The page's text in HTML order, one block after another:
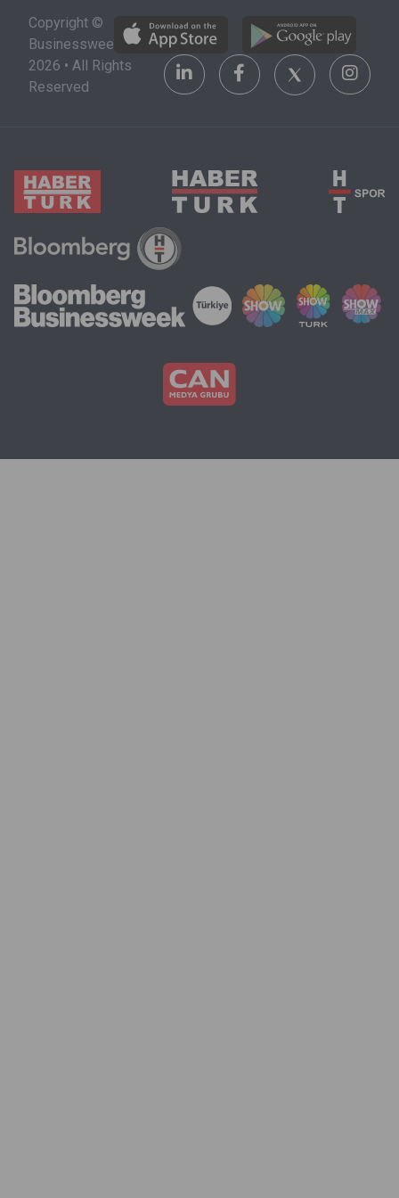
üniversiteyi
ve maddi
olanakları da
göz önünde
yatırım alanı
olarak
görülüyor.
Copyright ©
Businessweek
2026 • All Rights
Reserved